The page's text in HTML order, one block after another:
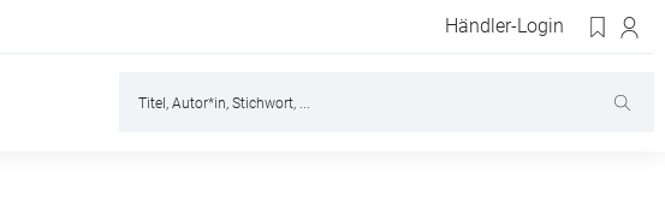
Händler-Login